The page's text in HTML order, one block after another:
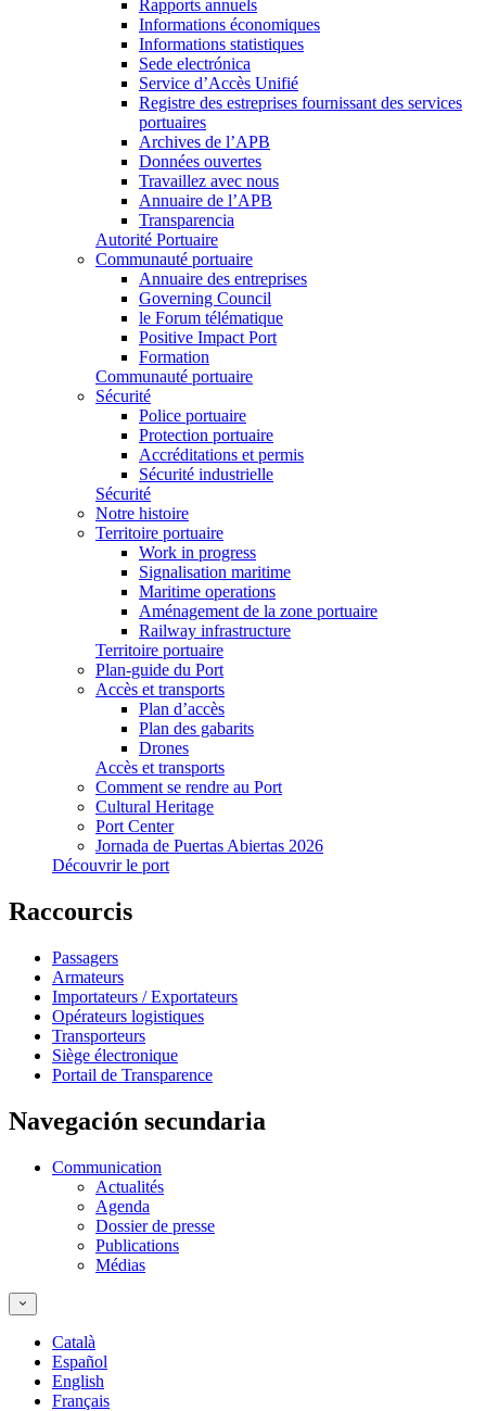
Rapports annuels
Informations économiques
Informations statistiques
Sede electrónica
Service d’Accès Unifié
Registre des estreprises fournissant des services
portuaires
Archives de l’APB
Données ouvertes
Travaillez avec nous
Annuaire de l’APB
Transparencia
Autorité Portuaire
Communauté portuaire
Annuaire des entreprises
Governing Council
le Forum télématique
Positive Impact Port
Formation
Communauté portuaire
Sécurité
Police portuaire
Protection portuaire
Accréditations et permis
Sécurité industrielle
Sécurité
Notre histoire
Territoire portuaire
Work in progress
Signalisation maritime
Maritime operations
Aménagement de la zone portuaire
Railway infrastructure
Territoire portuaire
Plan-guide du Port
Accès et transports
Plan d’accès
Plan des gabarits
Drones
Accès et transports
Comment se rendre au Port
Cultural Heritage
Port Center
Jornada de Puertas Abiertas 2026
Découvrir le port
Raccourcis
Passagers
Armateurs
Importateurs / Exportateurs
Opérateurs logistiques
Transporteurs
Siège électronique
Portail de Transparence
Navegación secundaria
Communication
Actualités
Agenda
Dossier de presse
Publications
Médias
Català
Español
English
Français